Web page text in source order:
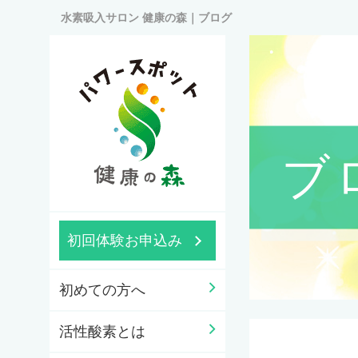
水素吸入サロン 健康の森｜ブログ
初回体験お申込み
初めての方へ
活性酸素とは
ブ